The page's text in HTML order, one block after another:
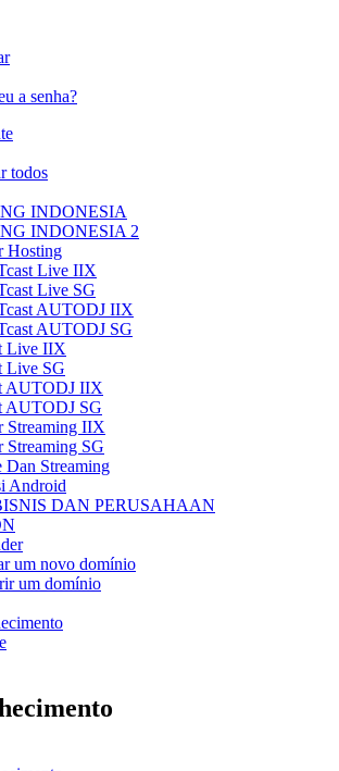
a senha?
todos
INDONESIA
INDONESIA 2
Hosting
Live IIX
Live SG
AUTODJ IIX
AUTODJ SG
Live IIX
Live SG
AUTODJ IIX
AUTODJ SG
Streaming IIX
Streaming SG
Dan Streaming
Android
DAN PERUSAHAAN
um novo domínio
um domínio